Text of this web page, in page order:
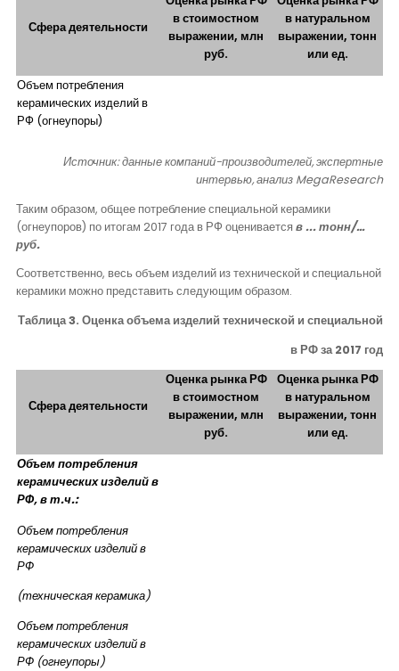
Сфера деятельности
в стоимостном
выражении, млн
руб.
в натуральном
выражении, тонн
или ед.
Объем потребления
керамических изделий в
РФ (огнеупоры)
Источник: данные компаний-производителей, экспертные
интервью, анализ MegaResearch
Таким образом, общее потребление специальной керамики
(огнеупоров) по итогам 2017 года в РФ оценивается в ... тонн/…
руб.
Соответственно, весь объем изделий из технической и специальной
керамики можно представить следующим образом.
Таблица 3. Оценка объема изделий технической и специальной
в РФ за 2017 год
Сфера деятельности
Оценка рынка РФ
в стоимостном
выражении, млн
руб.
Оценка рынка РФ
в натуральном
выражении, тонн
или ед.
Объем потребления
керамических изделий в
РФ, в т.ч.:
Объем потребления
керамических изделий в
РФ
(техническая керамика)
Объем потребления
керамических изделий в
РФ (огнеупоры)